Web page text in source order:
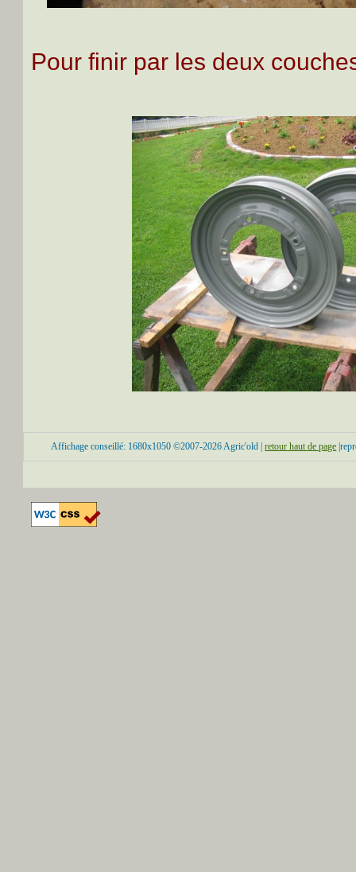
Pour finir par les deux
Affichage conseillé: 1680x1050 ©2007-2026 Agric'old |retour haut de page